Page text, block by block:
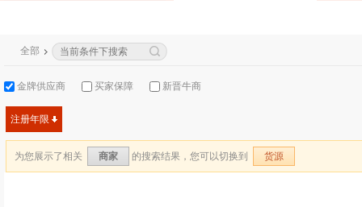
全部
金牌供应商 买家保障 新晋牛商
注册年限
为您展示了相关 商家 的搜索结果，您可以切换到 货源